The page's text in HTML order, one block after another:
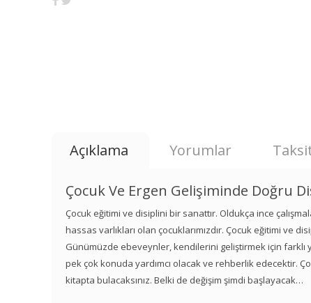
Açıklama Yorumlar
Çocuk Ve Ergen Gelişiminde Doğru
Çocuk eğitimi ve disiplini bir sanattır. Oldukça ince
hassas varlıkları olan çocuklarımızdır. Çocuk eğitimi ve
Günümüzde ebeveynler, kendilerini geliştirmek için
pek çok konuda yardımcı olacak ve rehberlik edecektir.
kitapta bulacaksınız. Belki de değişim şimdi başlayacak…